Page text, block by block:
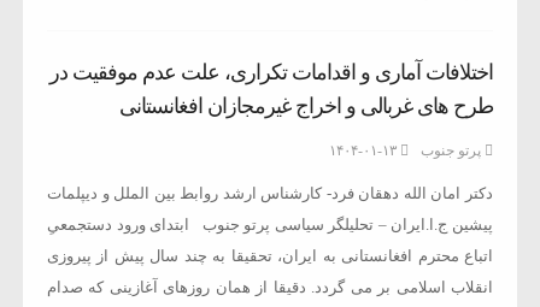
اختلافات آماری و اقدامات تکراری، علت عدم موفقیت در
طرح های غربالی و اخراج غیرمجازان افغانستانی
پرتو جنوب ۱۴۰۴-۰۱-۱۳
دکتر امان الله دهقان فرد- کارشناس ارشد روابط بین الملل و دیپلمات
پیشین ج.ا.ایران – تحلیلگر سیاسی پرتو جنوب ابتدای ورود دستجمعیِ
اتباع محترم افغانستانی به ایران، تحقیقا به چند سال پیش از پیروزی
انقلاب اسلامی بر می گردد. دقیقا از همان روزهای آغازینی که صدام